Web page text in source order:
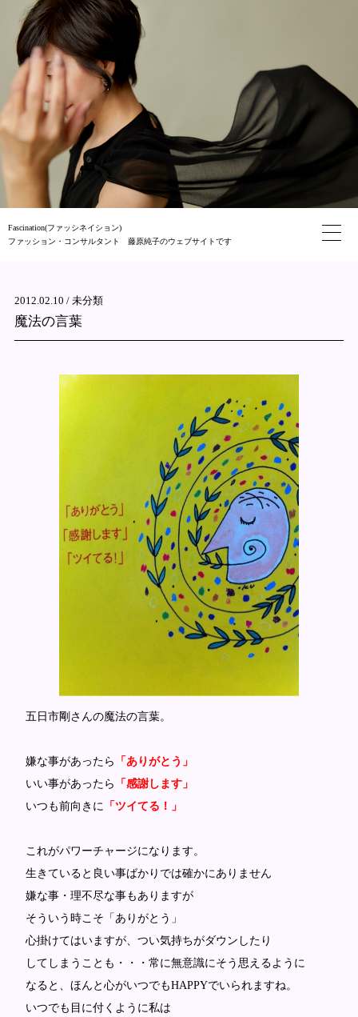
Fascination(ファッシネイション)
ファッション・コンサルタント 藤原純子のウェブサイトです
2012.02.10 / 未分類
魔法の言葉
五日市剛さんの魔法の言葉。
嫌な事があったら
「ありがとう」
いい事があったら
「感謝します」
いつも前向きに 「ツイてる！」
これがパワーチャージになります。
生きていると良い事ばかりでは確かにありません
嫌な事・理不尽な事もありますが
そういう時こそ「ありがとう」
心掛けてはいますが、つい気持ちがダウンしたり
してしまうことも・・・常に無意識にそう思えるように
なると、ほんと心がいつでもHAPPYでいられますね。
いつでも目に付くように私は